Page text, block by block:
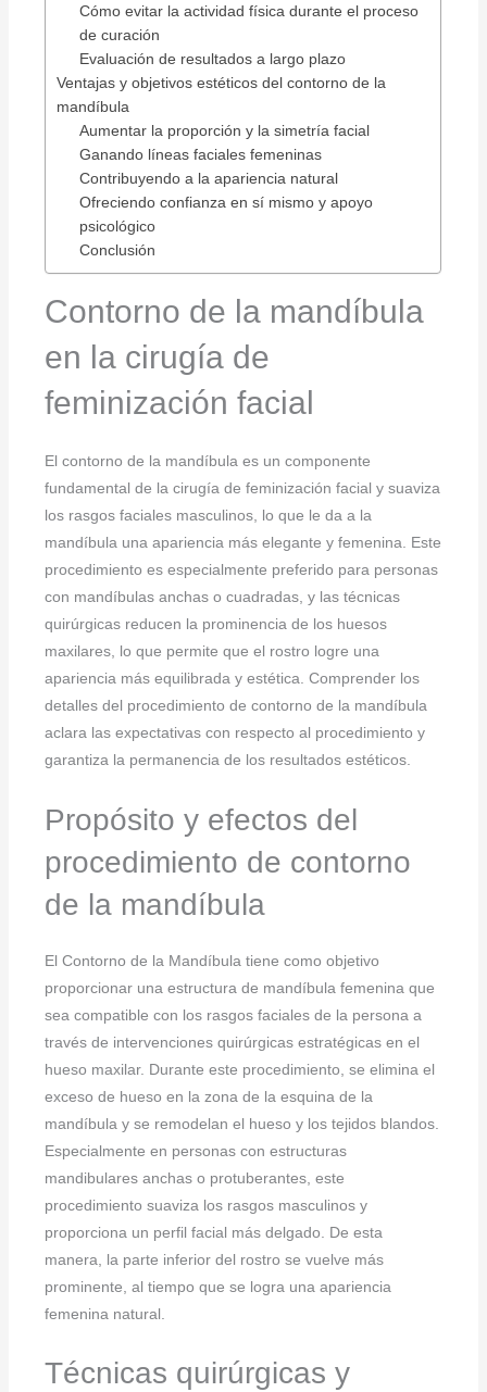
Cómo evitar la actividad física durante el proceso
de curación
Evaluación de resultados a largo plazo
Ventajas y objetivos estéticos del contorno de la
mandíbula
Aumentar la proporción y la simetría facial
Ganando líneas faciales femeninas
Contribuyendo a la apariencia natural
Ofreciendo confianza en sí mismo y apoyo
psicológico
Conclusión
Contorno de la mandíbula
en la cirugía de
feminización facial
El contorno de la mandíbula es un componente
fundamental de la cirugía de feminización facial y suaviza
los rasgos faciales masculinos, lo que le da a la
mandíbula una apariencia más elegante y femenina. Este
procedimiento es especialmente preferido para personas
con mandíbulas anchas o cuadradas, y las técnicas
quirúrgicas reducen la prominencia de los huesos
maxilares, lo que permite que el rostro logre una
apariencia más equilibrada y estética. Comprender los
detalles del procedimiento de contorno de la mandíbula
aclara las expectativas con respecto al procedimiento y
garantiza la permanencia de los resultados estéticos.
Propósito y efectos del
procedimiento de contorno
de la mandíbula
El Contorno de la Mandíbula tiene como objetivo
proporcionar una estructura de mandíbula femenina que
sea compatible con los rasgos faciales de la persona a
través de intervenciones quirúrgicas estratégicas en el
hueso maxilar. Durante este procedimiento, se elimina el
exceso de hueso en la zona de la esquina de la
mandíbula y se remodelan el hueso y los tejidos blandos.
Especialmente en personas con estructuras
mandibulares anchas o protuberantes, este
procedimiento suaviza los rasgos masculinos y
proporciona un perfil facial más delgado. De esta
manera, la parte inferior del rostro se vuelve más
prominente, al tiempo que se logra una apariencia
femenina natural.
Técnicas quirúrgicas y